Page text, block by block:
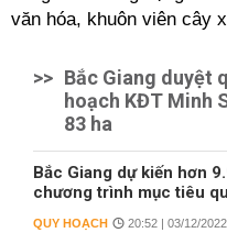
văn hóa, khuôn viên cây
>> Bắc Giang duyệt
hoạch KĐT Minh
83 ha
Bắc Giang dự kiến hơn
chương trình mục tiêu
QUY HOẠCH 20:52 | 03/12/2022